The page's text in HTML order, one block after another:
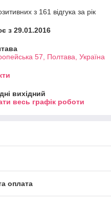
з 161 відгука за рік
з 29.01.2016
57, Полтава, Україна
вихідний
весь графік роботи
оплата